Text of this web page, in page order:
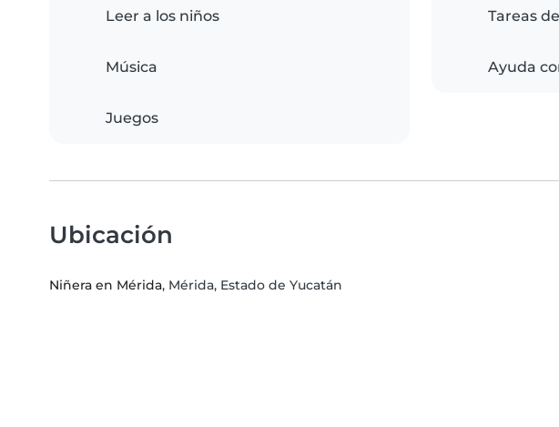
Leer a los niños
Música
Juegos
Tareas
Ayuda
Ubicación
Niñera en Mérida, Mérida, Estado de Yucatán